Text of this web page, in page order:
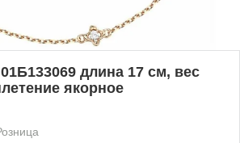
длина 17 см, вес
якорное